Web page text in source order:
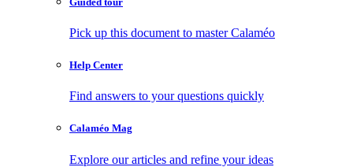
Pick up this document to master Calaméo
Help Center
Find answers to your questions quickly
Calaméo Mag
Explore our articles and refine your ideas